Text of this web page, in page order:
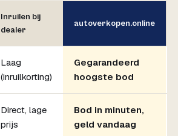
Inruilen bij
dealer
autoverkopen.online
Laag
(inruilkorting)
Gegarandeerd
hoogste bod
Direct, lage
prijs
Bod in minuten,
geld vandaag